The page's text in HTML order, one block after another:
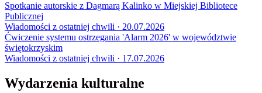
Spotkanie autorskie z Dagmarą Kalinko w Miejskiej Bibliotece
Publicznej
Wiadomości z ostatniej chwili · 20.07.2026
Ćwiczenie systemu ostrzegania 'Alarm 2026' w województwie
świętokrzyskim
Wiadomości z ostatniej chwili · 17.07.2026
Wydarzenia kulturalne